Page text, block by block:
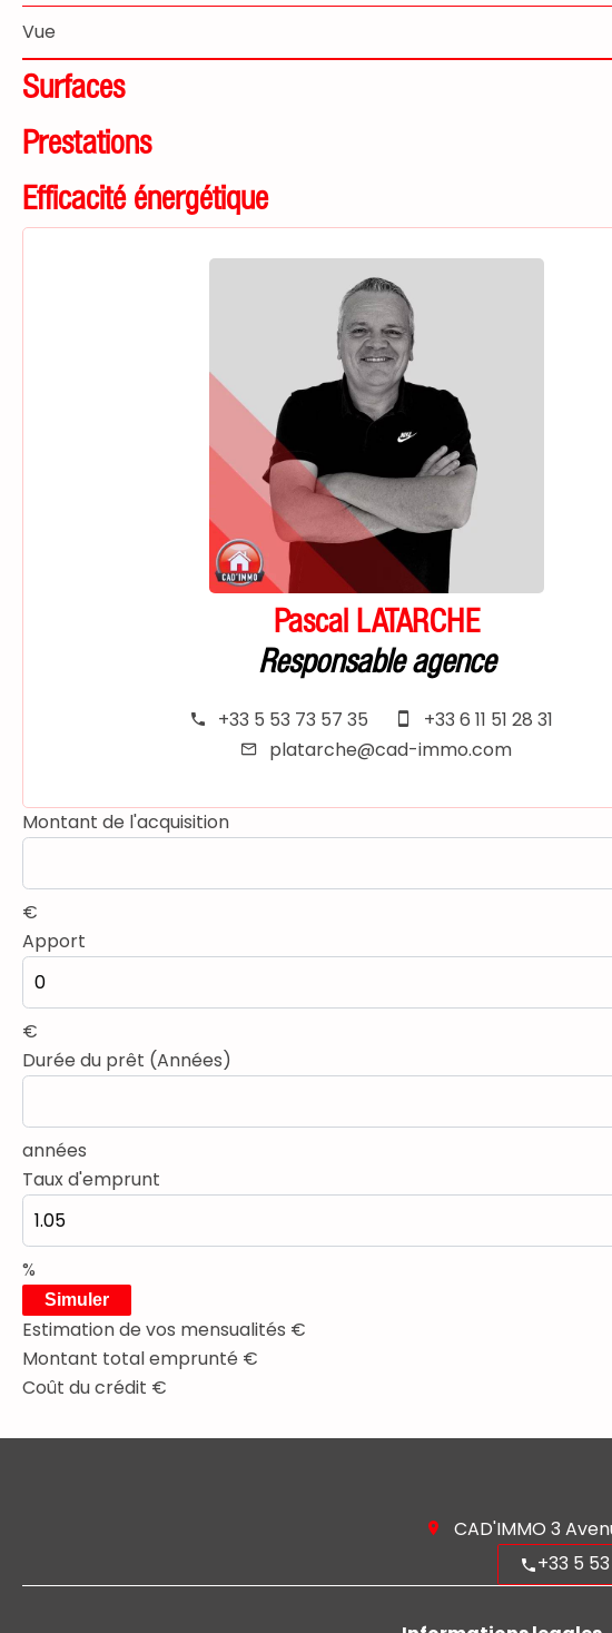
Vue
Surfaces
Prestations
Efficacité énergétique
Pascal LATARCHE
Responsable agence
+33 5 53 73 57 35
+33 6 11 51 28 31
platarche@cad-immo.com
Montant de l'acquisition
€
Apport
€
Durée du prêt (Années)
années
Taux d'emprunt
%
Simuler
Estimation de vos mensualités €
Montant total emprunté €
Coût du crédit €
CAD'IMMO 3
+33 5